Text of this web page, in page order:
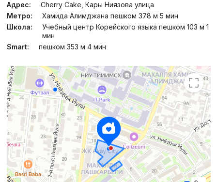
Адрес:
Cherry Cake, Кары Ниязова улица
Метро:
Хамида Алимджана пешком 378 м 5 мин
Школа:
Учебный центр Корейского языка пешком 103 м 1
мин
Smart:
пешком 353 м 4 мин